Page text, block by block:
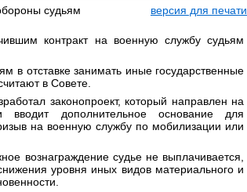
судьям
версия для печати
контракт на военную службу судьям
в отставке занимать иные государственные
в Совете.
законопроект, который направлен на
вводит дополнительное основание для
на военную службу по мобилизации или
вознаграждение судье не выплачивается,
уровня иных видов материального и